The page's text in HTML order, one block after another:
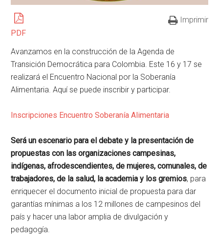
PDF
Imprimir
Avanzamos en la construcción de la Agenda de
Transición Democrática para Colombia. Este 16 y 17 se
realizará el Encuentro Nacional por la Soberanía
Alimentaria. Aquí se puede inscribir y participar.
Inscripciones Encuentro Soberanía Alimentaria
Será un escenario para el debate y la presentación de
propuestas con las organizaciones campesinas,
indígenas, afrodescendientes, de mujeres, comunales, de
trabajadores, de la salud, la academia y los gremios, para
enriquecer el documento inicial de propuesta para dar
garantías mínimas a los 12 millones de campesinos del
país y hacer una labor amplia de divulgación y
pedagogía.